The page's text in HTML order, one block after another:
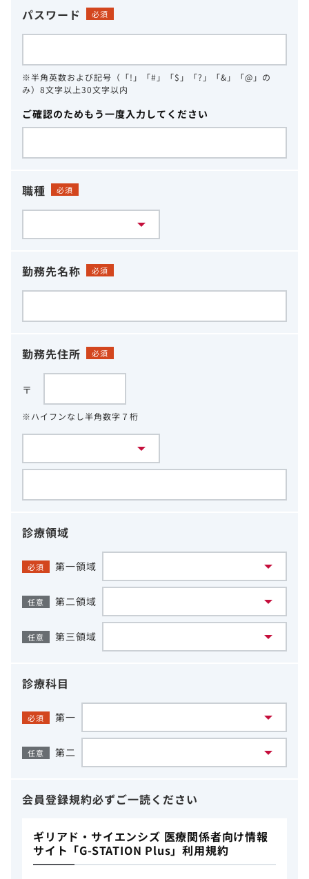
パスワード 必須
※半角英数および記号（「!」「#」「$」「?」「&」「@」の
み）8文字以上30文字以内
ご確認のためもう一度入力してください
職種 必須
勤務先名称 必須
勤務先住所 必須
〒
※ハイフンなし半角数字７桁
診療領域
必須 第一領域
任意 第二領域
任意 第三領域
診療科目
必須 第一
任意 第二
会員登録規約必ずご一読ください
ギリアド・サイエンシズ 医療関係者向け情報
サイト「G-STATION Plus」利用規約